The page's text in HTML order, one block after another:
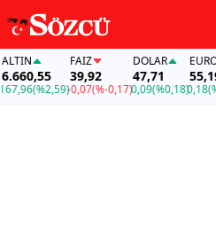
(%2,59)
FAİZ
39,92
-0,07(%-0,17)
DOLAR
47,71
0,09(%0,18)
EURO
55,19
0,18